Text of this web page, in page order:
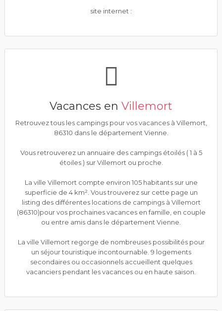
site internet :
Vacances en Villemort
Retrouvez tous les campings pour vos vacances à Villemort,
86310 dans le département Vienne.
Vous retrouverez un annuaire des campings étoilés ( 1 à 5
étoiles ) sur Villemort ou proche.
La ville Villemort compte environ 105 habitants sur une
superficie de 4 km². Vous trouverez sur cette page un
listing des différentes locations de campings à Villemort
(86310)pour vos prochaines vacances en famille, en couple
ou entre amis dans le département Vienne.
La ville Villemort regorge de nombreuses possibilités pour
un séjour touristique incontournable. 9 logements
secondaires ou occasionnels accueillent quelques
vacanciers pendant les vacances ou en haute saison.